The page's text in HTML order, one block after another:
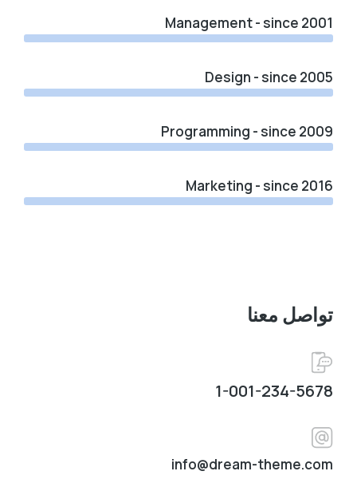
Management - since 2001
Design - since 2005
Programming - since 2009
Marketing - since 2016
تواصل معنا
1-001-234-5678
info@dream-theme.com